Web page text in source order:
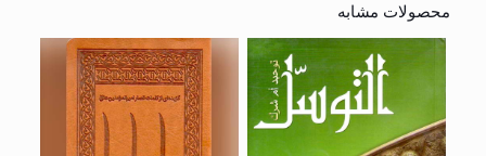
محصولات مشابه